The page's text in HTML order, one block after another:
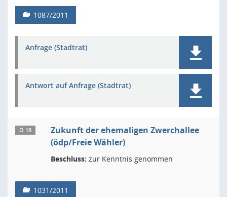
1087/2011
Anfrage (Stadtrat)
Antwort auf Anfrage (Stadtrat)
Ö 18
Zukunft der ehemaligen Zwerchallee
(ödp/Freie Wähler)
Beschluss: zur Kenntnis genommen
1031/2011